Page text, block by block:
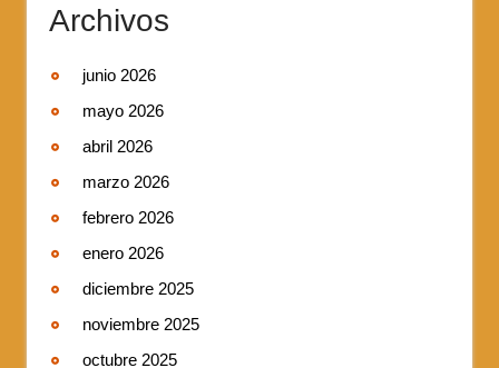
Archivos
junio 2026
mayo 2026
abril 2026
marzo 2026
febrero 2026
enero 2026
diciembre 2025
noviembre 2025
octubre 2025